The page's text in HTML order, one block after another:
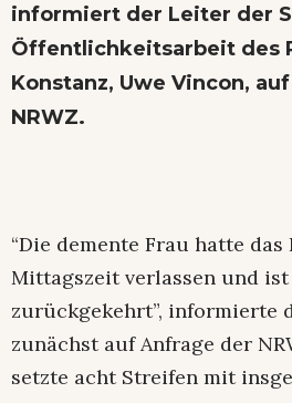
informiert der Leiter der
Öffentlichkeitsarbeit des
Konstanz, Uwe Vincon,
NRWZ.
“Die demente Frau hatte
Mittagszeit verlassen und
zurückgekehrt”, informierte
zunächst auf Anfrage der
setzte acht Streifen mit